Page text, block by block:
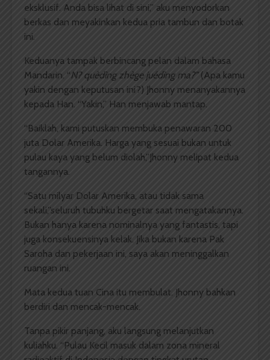
eksklusif. Anda bisa lihat di sini,” aku menyodorkan
berkas dan meyakinkan kedua pria tambun dan botak
ini.
Keduanya tampak berbincang pelan dalam bahasa
Mandarin. “N? quèdìng zhège juédìng ma?” (Apa kamu
yakin dengan keputusan ini?) Jhonny menanyakannya
kepada Han. “Yakin,” Han menjawab mantap.
“Baiklah, kami putuskan membuka penawaran 200
juta Dolar Amerika. Harga yang sesuai bukan untuk
pulau kaya yang belum diolah,”Jhonny melipat kedua
tangannya.
“Satu milyar Dolar Amerika, atau tidak sama
sekali,”seluruh tubuhku bergetar saat mengatakannya.
Bukan hanya karena nominalnya yang fantastis, tapi
juga konsekuensinya kelak. Jika bukan karena Pak
Saroha dan pekerjaan ini, saya akan meninggalkan
ruangan ini.
Mata kedua tuan Cina itu membulat. Jhonny bahkan
berdiri dan mencak-mencak.
Tanpa pikir panjang, aku langsung melanjutkan
kuliahku. “Pulau Kecil masuk dalam zona mineral